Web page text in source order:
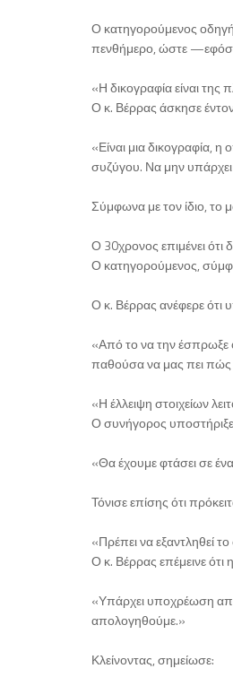
Ο κατηγορούμενος
πενθήμερο, ώστε
«Η δικογραφία είναι της
Ο κ. Βέρρας άσκησε
«Είναι μια δικογραφία,
συζύγου. Να μην
Σύμφωνα με τον ίδιο, το
Ο 30χρονος επιμένει
Ο κατηγορούμενος,
Ο κ. Βέρρας ανέφερε ότι
«Από το να την έσπρωξε
παθούσα να μας πει
«Η έλλειψη στοιχείων
Ο συνήγορος υποστήριξε
«Θα έχουμε φτάσει σε
Τόνισε επίσης ότι
«Πρέπει να εξαντληθεί
Ο κ. Βέρρας επέμεινε
«Υπάρχει υποχρέωση
απολογηθούμε.»
Κλείνοντας, σημείωσε: